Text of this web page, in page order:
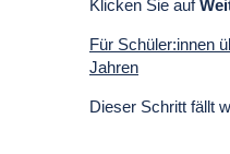
Klicken Sie auf
Für Schüler:innen
Jahren
Dieser Schritt fällt